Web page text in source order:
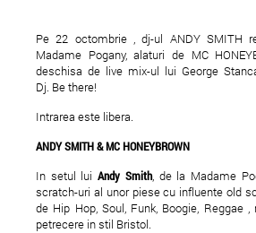
mai 2013
Pe 22 octombrie , dj-ul ANDY SMITH
Madame Pogany, alaturi de MC
deschisa de live mix-ul lui George
Dj. Be there!
Intrarea este libera.
ANDY SMITH & MC HONEYBROWN
In setul luiAndy Smith, de la Madame
scratch-uri al unor piese cu influente old
de Hip Hop, Soul, Funk, Boogie, Reggae
petrecere in stil Bristol.